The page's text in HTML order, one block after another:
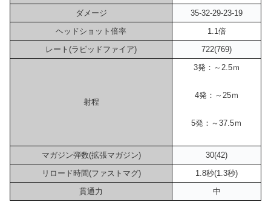
ダメージ
35-32-29-23-19
ヘッドショット倍率
1.1倍
レート(ラピッドファイア)
722(769)
射程
3発：～2.5ｍ
4発：～25ｍ
5発：～37.5ｍ
マガジン弾数(拡張マガジン)
30(42)
リロード時間(ファストマグ)
1.8秒(1.3秒)
貫通力
中